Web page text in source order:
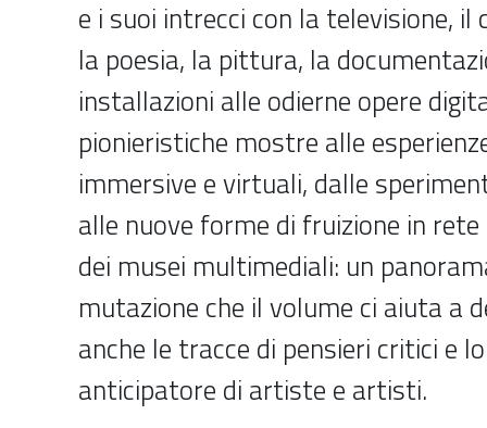
e i suoi intrecci con la televisione, il
la poesia, la pittura, la
installazioni alle odierne opere
pionieristiche mostre alle
immersive e virtuali, dalle
alle nuove forme di fruizione in
dei musei multimediali: un
mutazione che il volume ci aiuta a
anche le tracce di pensieri critici e
anticipatore di artiste e artisti.